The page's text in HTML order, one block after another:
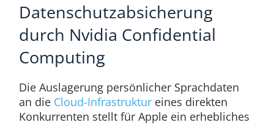
Datenschutzabsicherung
durch Nvidia Confidential
Computing
Die Auslagerung persönlicher Sprachdaten
an die Cloud-Infrastruktureines direkten
Konkurrenten stellt für Apple ein erhebliches